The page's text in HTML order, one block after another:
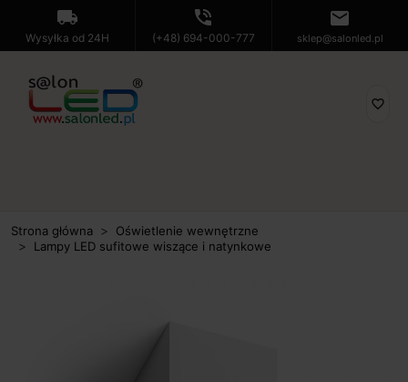
local_shipping
Wysyłka od 24H
phone_in_talk
(+48) 694-000-777
mail
sklep@salonled.pl
favorite_border
Strona główna
Oświetlenie wewnętrzne
Lampy LED sufitowe wiszące i natynkowe